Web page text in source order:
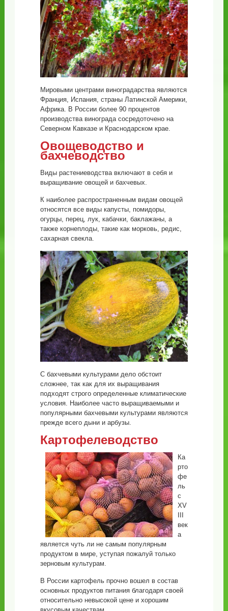
Мировыми центрами виноградарства являются
Франция, Испания, страны Латинской Америки,
Африка. В России более 90 процентов
производства винограда сосредоточено на
Северном Кавказе и Краснодарском крае.
Овощеводство и
бахчеводство
Виды растениеводства включают в себя и
выращивание овощей и бахчевых.
К наиболее распространенным видам овощей
относятся все виды капусты, помидоры,
огурцы, перец, лук, кабачки, баклажаны, а
также корнеплоды, такие как морковь, редис,
сахарная свекла.
С бахчевыми культурами дело обстоит
сложнее, так как для их выращивания
подходят строго определенные климатические
условия. Наиболее часто выращиваемыми и
популярными бахчевыми культурами являются
прежде всего дыни и арбузы.
Картофелеводство
Ка
рто
фе
ль
с
XV
век
а
является чуть ли не самым популярным
продуктом в мире, уступая пожалуй только
зерновым культурам.
В России картофель прочно вошел в состав
основных продуктов питания благодаря своей
относительно невысокой цене и хорошим